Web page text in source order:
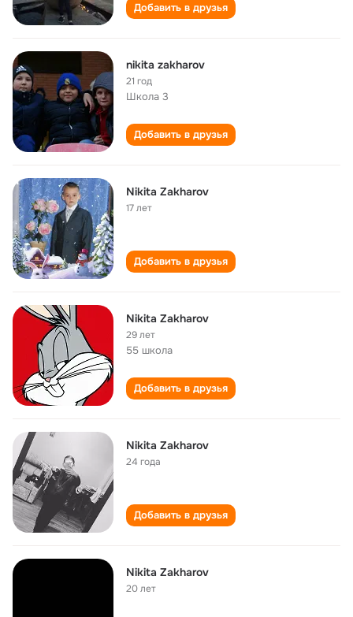
Добавить в друзья
nikita zakharov
21 год
Школа 3
Добавить в друзья
Nikita Zakharov
17 лет
Добавить в друзья
Nikita Zakharov
29 лет
55 школа
Добавить в друзья
Nikita Zakharov
24 года
Добавить в друзья
Nikita Zakharov
20 лет